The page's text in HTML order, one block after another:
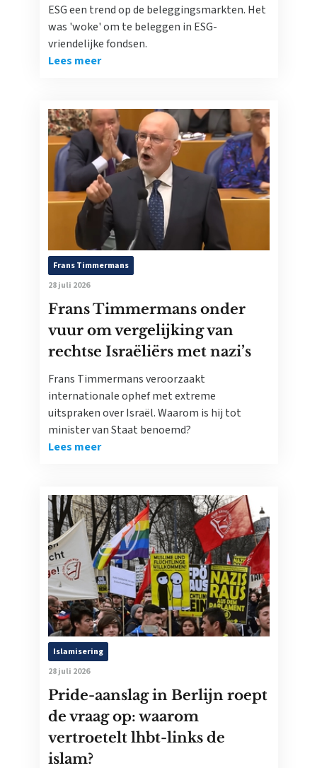
ESG een trend op de beleggingsmarkten. Het
was 'woke' om te beleggen in ESG-
vriendelijke fondsen.
Lees meer
Frans Timmermans
28 juli 2026
Frans Timmermans onder
vuur om vergelijking van
rechtse Israëliërs met nazi’s
Frans Timmermans veroorzaakt
internationale ophef met extreme
uitspraken over Israël. Waarom is hij tot
minister van Staat benoemd?
Lees meer
Islamisering
28 juli 2026
Pride-aanslag in Berlijn roept
de vraag op: waarom
vertroetelt lhbt-links de
islam?